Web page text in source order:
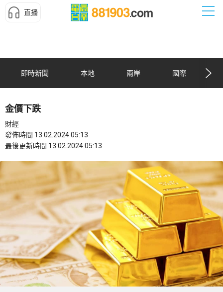
直播
即時新聞 本地 兩岸 國際
金價下跌
財經
發佈時間 13.02.2024 05:13
最後更新時間 13.02.2024 05:13